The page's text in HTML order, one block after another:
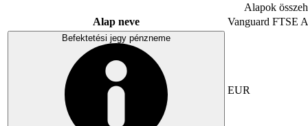
Alapok
Alap neve
Vanguard FTSE
Befektetési jegy pénzneme
EUR